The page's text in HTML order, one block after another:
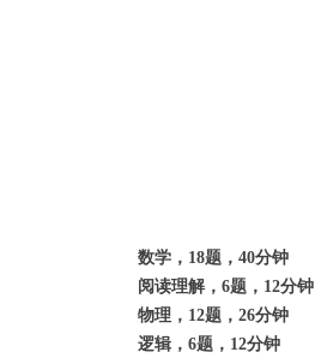
数学，18题，40分钟
阅读理解，6题，12分钟
物理，12题，26分钟
逻辑，6题，12分钟